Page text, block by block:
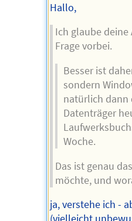
Hallo,
Ich glaube
Frage vorbei.
Besser ist
sondern
natürlich dann
Datenträger
Woche.
Das ist genau
möchte, und
ja, verstehe ich -